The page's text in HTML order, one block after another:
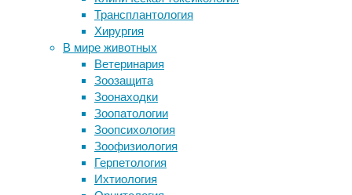
Трансплантология
Хирургия
В мире животных
Ветеринария
Зоозащита
Зоонаходки
Зоопатологии
Зоопсихология
Зоофизиология
Герпетология
Ихтиология
17/01/2023
бактерии,
инфекции,
медицина
Некоторые
бактерии
способны
спать
хозяйских
клетках,
Эмпатия начинается с первых
объятий
Тревога и депрессия во время
беременности повышают риск
кесарева сечения
Единственным млекопитающим с
ритмической памятью оказался
морской слон
Австралийцы начали третью фазу
испытаний вакцины против
хламидиоза для коал